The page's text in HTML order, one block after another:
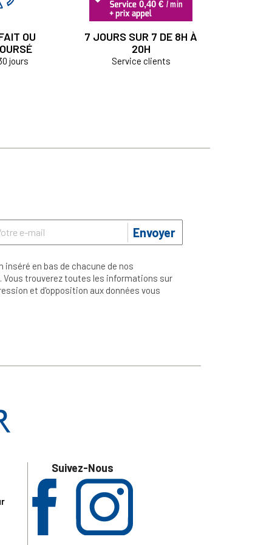
OU
jours
7 JOURS SUR 7 DE 8H À
20H
Service clients
Envoyer
en bas de chacune de nos
trouverez toutes les informations sur
et d'opposition aux données vous
Suivez-Nous